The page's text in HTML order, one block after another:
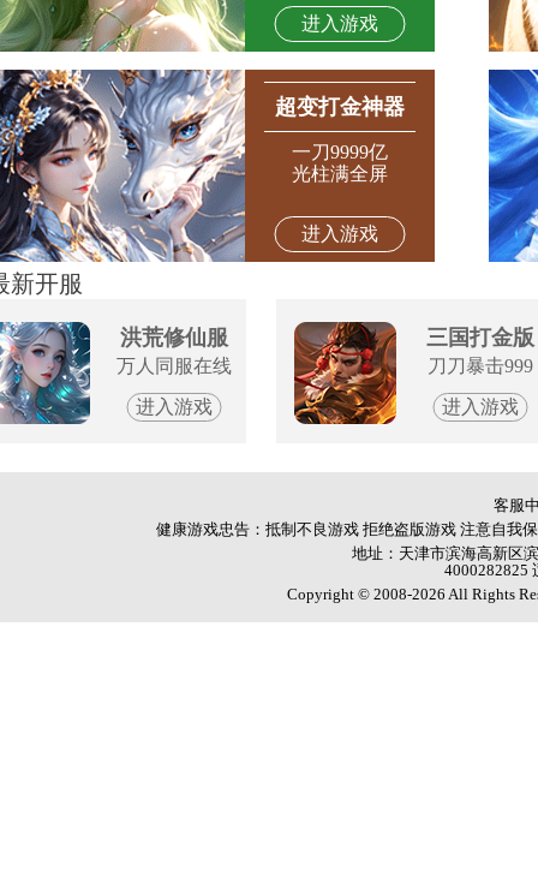
进入游戏
超变打金神器
一刀9999亿
光柱满全屏
进入游戏
新开服
洪荒修仙服
万人同服在线
进入游戏
三国打金版
刀刀暴击999
进入游戏
客服
健康游戏忠告：抵制不良游戏 拒绝盗版游戏 注意自我
地址：天津市滨海高新区
4000282825
Copyright © 2008-2026 All Rights